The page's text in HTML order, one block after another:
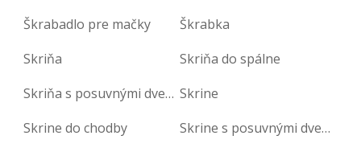
Škrabadlo pre mačky
Škrabka
Skriňa
Skriňa do spálne
Skriňa s posuvnými dverami Skrine
Skrine do chodby
Skrine s posuvnými dverami